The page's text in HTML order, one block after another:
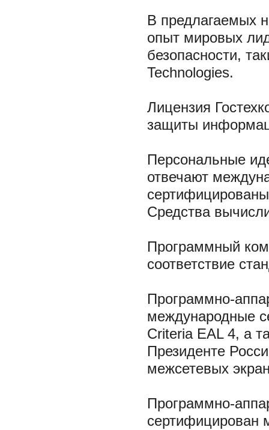
В предлагаемых
опыт мировых
безопасности,
Technologies.
Лицензия
защиты
Персональные
отвечают
Средства
Программный
соответствие
Программно-
международные
Criteria EAL 4, а
Президенте
межсетевых
Программно-
сертифицирован